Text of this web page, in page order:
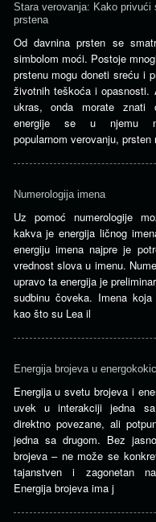
Stara verovanja: Kako privući
prstena
Od davnina prsten se
simbolom moći. Postoje
prstenu mogu doneti sreću i
životnih teškoća i opasnosti.
ukras, onda morate znati
energije se u njemu
popularnom verovanju, prsten
Numerologija imena
Uz pomoć numerologije
kakva je energija ličnog
energiju imena najpre je
vrednost slova u imenu.
upravo ta energija je
sudbinu čoveka. Imena
kao što su Lea il
Energija brojeva u
Energija u svetu brojeva i
uvek u interakciji jedna
direktno povezane, ali
jedna sa drugom. Bez
brojeva – ne može se
tajanstven i zagonetan
Energija brojeva ima j